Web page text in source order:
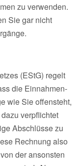
zu verwenden.
Sie gar nicht
(EStG) regelt
die Einnahmen-
wie Sie offensteht,
verpflichtet
Abschlüsse zu
Rechnung also
der ansonsten